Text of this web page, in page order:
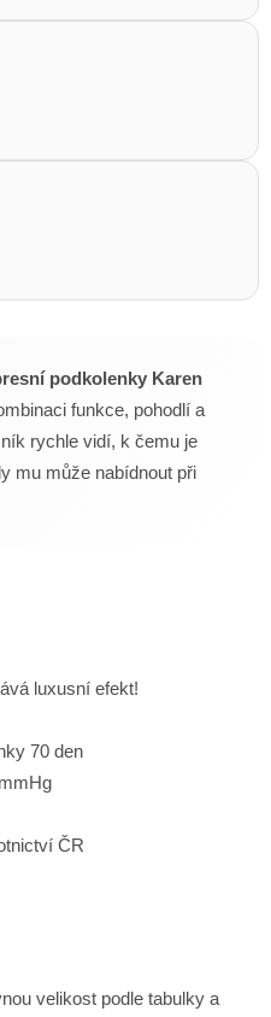
podkolenky Karen
funkce, pohodlí a
rychle vidí, k čemu je
mu může nabídnout při
luxusní efekt!
70 den
ČR
velikost podle tabulky a